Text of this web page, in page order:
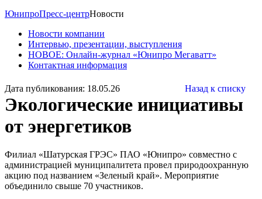
ЮнипроПресс-центрНовости
Новости компании
Интервью, презентации, выступления
НОВОЕ: Онлайн-журнал «Юнипро Мегаватт»
Контактная информация
Дата публикования: 18.05.26 Назад к списку
Экологические инициативы
от энергетиков
Филиал «Шатурская ГРЭС» ПАО «Юнипро» совместно с
администрацией муниципалитета провел природоохранную
акцию под названием «Зеленый край». Мероприятие
объединило свыше 70 участников.